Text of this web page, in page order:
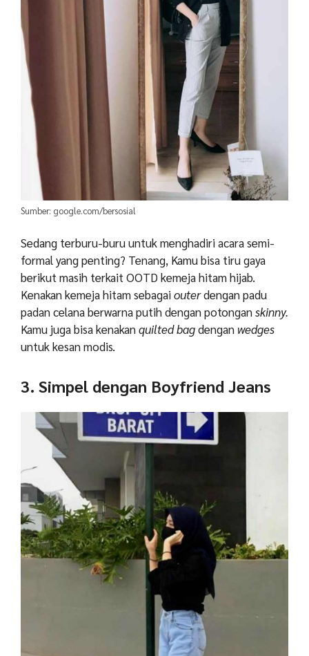
Sumber: google.com/bersosial
Sedang terburu-buru untuk menghadiri acara semi-
formal yang penting? Tenang, Kamu bisa tiru gaya
berikut masih terkait OOTD kemeja hitam hijab.
Kenakan kemeja hitam sebagaiouterdengan padu
padan celana berwarna putih dengan potonganskinny.
Kamu juga bisa kenakanquilted bagdengan wedges
untuk kesan modis.
3. Simpel dengan Boyfriend Jeans